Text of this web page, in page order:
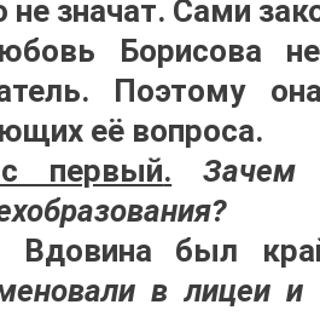
не значат. Сами
Борисова
Поэтому
её вопроса.
первый.
Зачем
Вдовина был
в лицеи